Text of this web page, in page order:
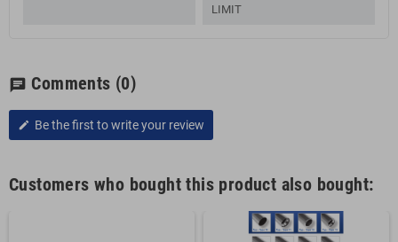
LIMIT
chat Comments (0)
edit Be the first to write your review
Customers who bought this product also bought: